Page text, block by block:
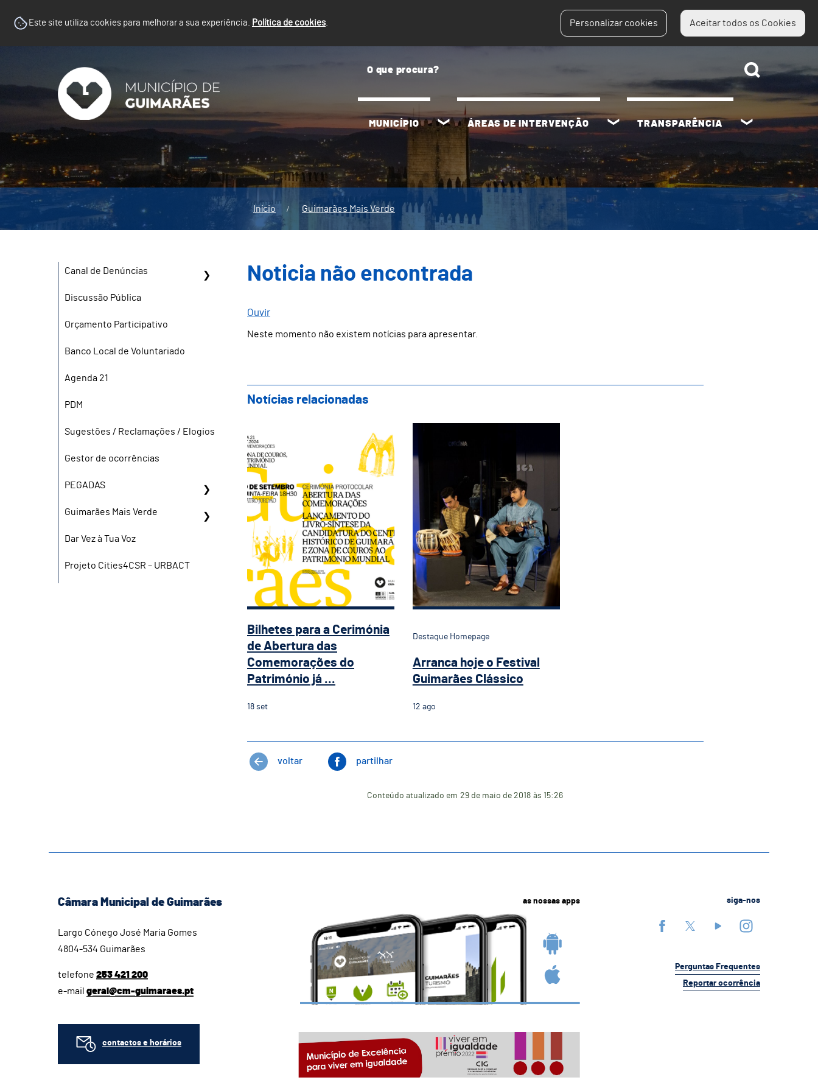
Este site utiliza cookies para melhorar a sua experiência. Política de cookies. Personalizar cookies Aceitar todos os Cookies
MUNICÍPIO ÁREAS DE INTERVENÇÃO TRANSPARÊNCIA
Início Guimarães Mais Verde
Canal de Denúncias
Discussão Pública
Orçamento Participativo
Banco Local de Voluntariado
Agenda 21
PDM
Sugestões / Reclamações / Elogios
Gestor de ocorrências
PEGADAS
Guimarães Mais Verde
Dar Vez à Tua Voz
Projeto Cities4CSR – URBACT
Noticia não encontrada
Ouvir
Neste momento não existem notícias para apresentar.
Notícias relacionadas
Bilhetes para a Cerimónia de Abertura das Comemorações do Património já disponíveis
Bilhetes para a Cerimónia
de Abertura das
Comemorações do
Património já ...
18 set
Destaque Homepage
Arranca hoje o Festival
Guimarães Clássico
12 ago
voltar partilhar
Conteúdo atualizado em 29 de maio de 2018 às 15:26
Câmara Municipal de Guimarães
Largo Cónego José Maria Gomes
4804-534 Guimarães
telefone 253 421 200
e-mail geral@cm-guimaraes.pt
contactos e horários
as nossas apps siga-nos
Perguntas Frequentes
Reportar ocorrência